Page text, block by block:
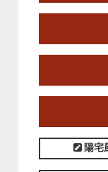
2025-06-
こ
第１８期
柱推命学）
2025-01-11
こ
陽宅